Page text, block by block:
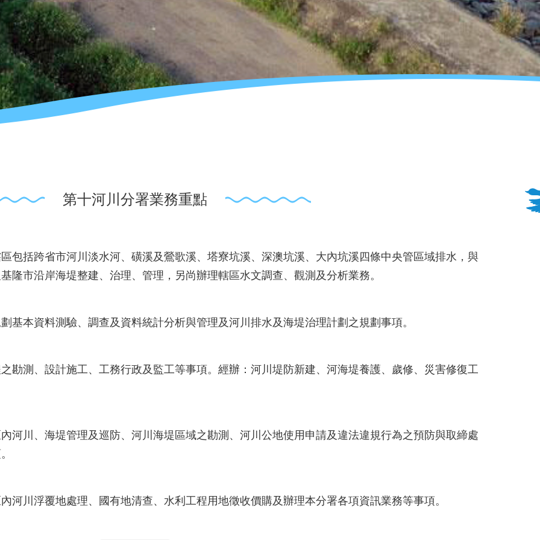
第十河川分署業務重點
包括跨省市河川淡水河、磺溪及鶯歌溪、塔寮坑溪、深澳坑溪、大內坑溪四條中央管區域排水，與
隆市沿岸海堤整建、治理、管理，另尚辦理轄區水文調查、觀測及分析業務。
基本資料測驗、調查及資料統計分析與管理及河川排水及海堤治理計劃之規劃事項。
勘測、設計施工、工務行政及監工等事項。經辦：河川堤防新建、河海堤養護、歲修、災害修復工
河川、海堤管理及巡防、河川海堤區域之勘測、河川公地使用申請及違法違規行為之預防與取締處
河川浮覆地處理、國有地清查、水利工程用地徵收價購及辦理本分署各項資訊業務等事項。